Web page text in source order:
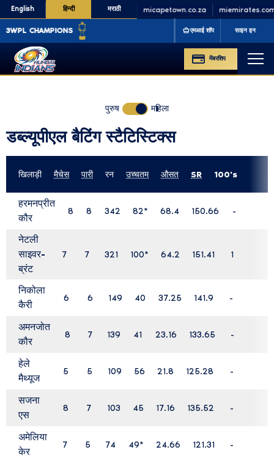
English हिन्दी मराठी
minycricket.com micapetown.co.za miemirates.com
CHAMPIONS '23 '25 एमआई शॉप
मेंबरशिप
साइन इन
पुरुष महिला
डब्ल्यूपीएल बैटिंग स्टैटिस्टिक्स
डब्ल्यूपीएल बैटिंग स्टैटिस्टिक्स
खिलाड़ी मैचेस पारी रन उच्चतम औसत SR 100's
हरमनप्रीत
कौर
8 8 342 82* 68.4 150.66 -
नेटली
साइवर-
ब्रंट
7 7 321 100* 64.2 151.41 1
निकोला
कैरी
6 6 149 40 37.25 141.9 -
अमनजोत
कौर
8 7 139 41 23.16 133.65 -
हेले
मैथ्यूज
5 5 109 56 21.8 125.28 -
सजना
एस
8 7 103 45 17.16 135.52 -
अमेलिया
केर
7 5 74 49* 24.66 121.31 -